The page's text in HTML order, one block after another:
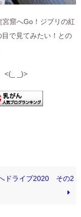
窟へGo！ジブリの紅
で見てみたい！との
<(_ _)>
ドライブ2020 その2